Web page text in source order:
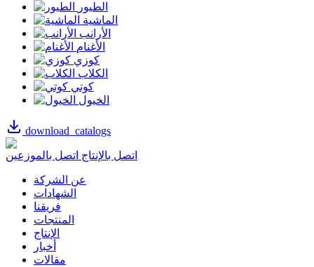
الطيور
الماشية
الأرانب
الأغنام
كوزي
الكلاب
كوتي
الخيول
download_catalogs
اتصل بالإنتاج اتصل بالموزعين
عن الشركة
الشهادات
فريقنا
المنتجات
الإنتاج
أخبار
مقالات